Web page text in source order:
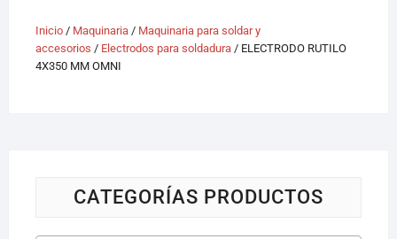
Inicio/ Maquinaria/ Maquinaria para soldar y
accesorios / Electrodos para soldadura/ ELECTRODO RUTILO
4X350 MM OMNI
CATEGORÍAS PRODUCTOS